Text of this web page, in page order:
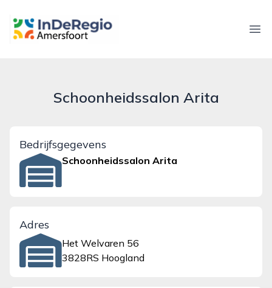
inderegioamersfoort.nl
Schoonheidssalon Arita
Bedrijfsgegevens
Schoonheidssalon Arita
Adres
Het Welvaren 56
3828RS Hoogland